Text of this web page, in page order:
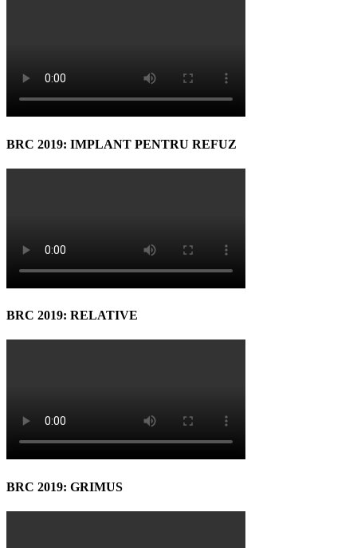
BRC 2019: IMPLANT PENTRU REFUZ
BRC 2019: RELATIVE
BRC 2019: GRIMUS